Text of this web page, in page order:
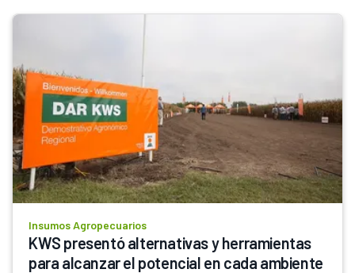
Insumos Agropecuarios
KWS presentó alternativas y herramientas
para alcanzar el potencial en cada ambiente